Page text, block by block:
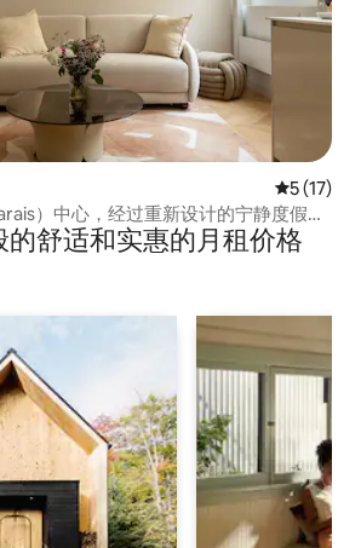
平均评分
5 (17)
）中心，经过重新设计的宁静度假胜
的舒适和实惠的月租价格